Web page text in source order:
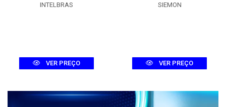
INTELBRAS
VER PREÇO
SIEMON
VER PREÇO